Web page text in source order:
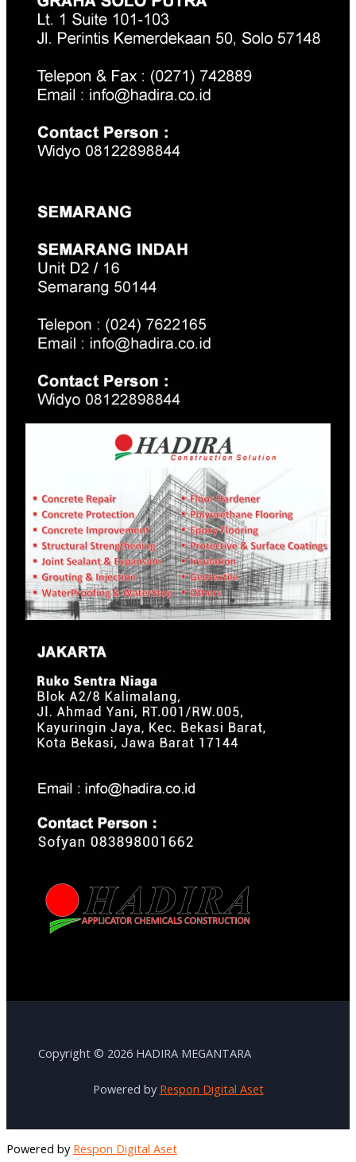
Copyright © 2026 HADIRA MEGANTARA
Powered by Respon Digital Aset
Powered by Respon Digital Aset